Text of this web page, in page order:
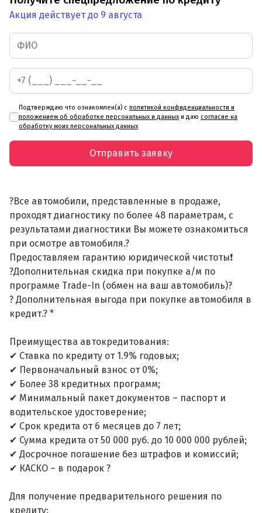
Акция действует до 9 августа
Подтверждаю что ознакомлен(а) с политикой конфиденциальности и
положением об обработке персональных и данных и даю согласие на
обработку моих персональных данных
Отправить заявку
?Все автомобили, представленные в продаже,
проходят диагностику по более 48 параметрам, с
результатами диагностики Вы можете ознакомиться
при осмотре автомобиля.?
Предоставляем гарантию юридической чистоты❗
?Дополнительная скидка при покупке а/м по
программе Trade-In (обмен на ваш автомобиль)?
? Дополнительная выгода при покупке автомобиля в
кредит.? *
Преимущества автокредитования:
✔ Ставка по кредиту от 1.9% годовых;
✔ Первоначальный взнос от 0%;
✔ Более 38 кредитных программ;
✔ Минимальный пакет документов – паспорт и
водительское удостоверение;
✔ Срок кредита от 6 месяцев до 7 лет;
✔ Сумма кредита от 50 000 руб. до 10 000 000 рублей;
✔ Досрочное погашение без штрафов и комиссий;
✔ КАСКО – в подарок ?
Для получение предварительного решения по
кредиту: